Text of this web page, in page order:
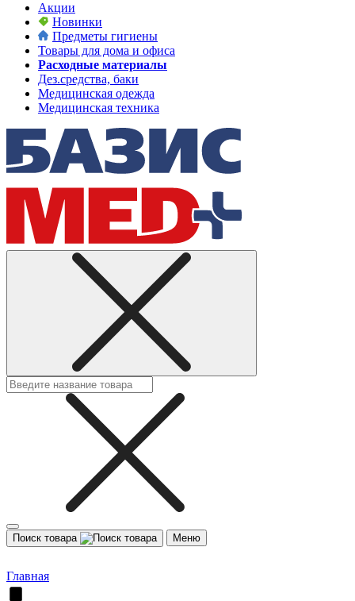
Акции
Новинки
Предметы гигиены
Товары для дома и офиса
Расходные материалы
Дез.средства, баки
Медицинская одежда
Медицинская техника
Поиск товара Меню
Главная